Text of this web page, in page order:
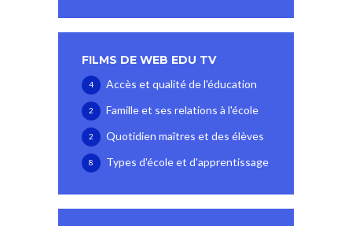
FILMS DE WEB EDU TV
Accès et qualité de l'éducation
4
Famille et ses relations à l'école
2
Quotidien maîtres et des élèves
2
Types d'école et d'apprentissage
8